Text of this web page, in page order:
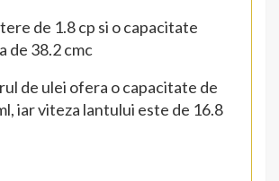
de 1.8 cp si o capacitate
de 38.2 cmc
de ulei ofera o capacitate de
iar viteza lantului este de 16.8